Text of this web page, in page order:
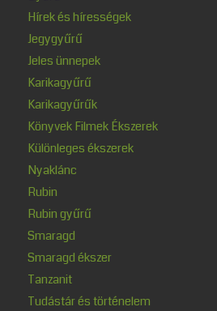
Hírek és hírességek
Jegygyűrű
Jeles ünnepek
Karikagyűrű
Karikagyűrűk
Könyvek Filmek Ékszerek
Különleges ékszerek
Nyaklánc
Rubin
Rubin gyűrű
Smaragd
Smaragd ékszer
Tanzanit
Tudástár és történelem